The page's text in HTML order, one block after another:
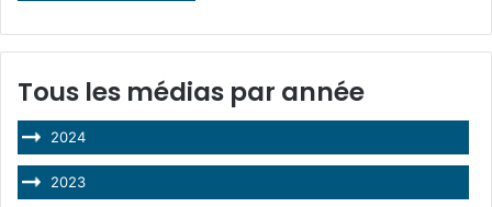
Tous les médias par année
2024
2023